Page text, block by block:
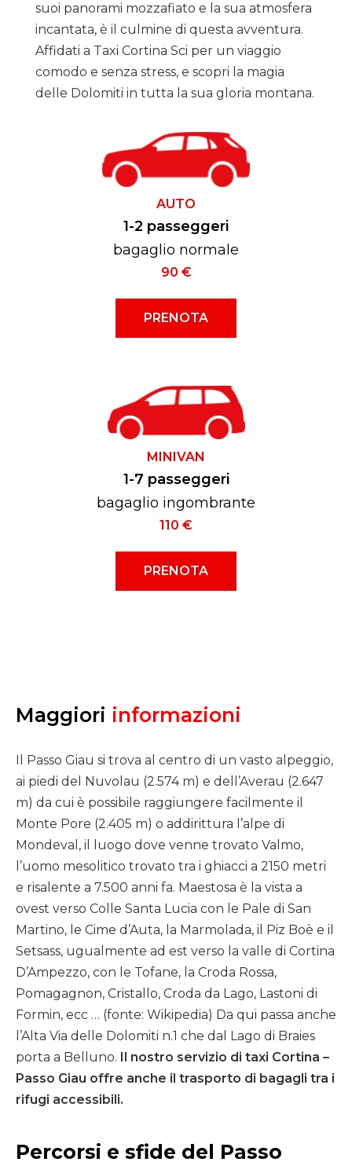
suoi panorami mozzafiato e la sua atmosfera
incantata, è il culmine di questa avventura.
Affidati a Taxi Cortina Sci per un viaggio
comodo e senza stress, e scopri la magia
delle Dolomiti in tutta la sua gloria montana.
AUTO
1-2 passeggeri
bagaglio normale
90 €
PRENOTA
MINIVAN
1-7 passeggeri
bagaglio ingombrante
110 €
PRENOTA
Maggiori informazioni
Il Passo Giau si trova al centro di un vasto alpeggio,
ai piedi del Nuvolau (2.574 m) e dell’Averau (2.647
m) da cui è possibile raggiungere facilmente il
Monte Pore (2.405 m) o addirittura l’alpe di
Mondeval, il luogo dove venne trovato Valmo,
l’uomo mesolitico trovato tra i ghiacci a 2150 metri
e risalente a 7.500 anni fa. Maestosa è la vista a
ovest verso Colle Santa Lucia con le Pale di San
Martino, le Cime d’Auta, la Marmolada, il Piz Boè e il
Setsass, ugualmente ad est verso la valle di Cortina
D’Ampezzo, con le Tofane, la Croda Rossa,
Pomagagnon, Cristallo, Croda da Lago, Lastoni di
Formin, ecc … (fonte: Wikipedia) Da qui passa anche
l’Alta Via delle Dolomiti n.1 che dal Lago di Braies
porta a Belluno.
Il nostro servizio di taxi Cortina –
Passo Giau offre anche il trasporto di bagagli tra i
rifugi accessibili.
Percorsi e sfide del Passo